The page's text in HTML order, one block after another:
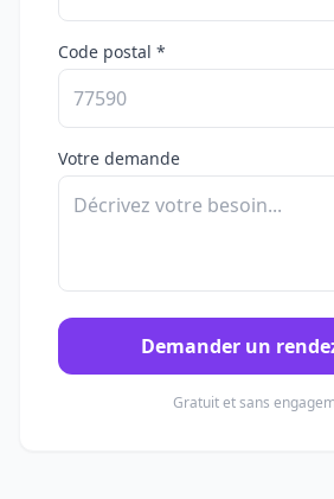
Code postal *
Votre demande
Demander un
Gratuit et sans